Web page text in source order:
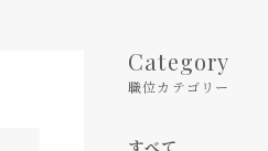
Category
職位カテゴリー
すべて